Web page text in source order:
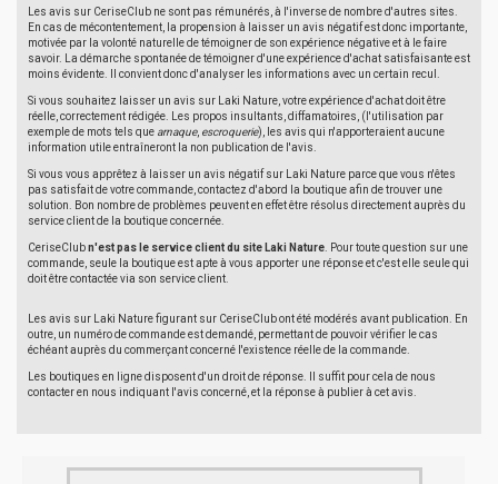
Les avis sur CeriseClub ne sont pas rémunérés, à l'inverse de nombre d'autres sites.
En cas de mécontentement, la propension à laisser un avis négatif est donc importante,
motivée par la volonté naturelle de témoigner de son expérience négative et à le faire
savoir. La démarche spontanée de témoigner d'une expérience d'achat satisfaisante est
moins évidente. Il convient donc d'analyser les informations avec un certain recul.
Si vous souhaitez laisser un avis sur Laki Nature, votre expérience d'achat doit être
réelle, correctement rédigée. Les propos insultants, diffamatoires, (l'utilisation par
exemple de mots tels que arnaque, escroquerie), les avis qui n'apporteraient aucune
information utile entraîneront la non publication de l'avis.
Si vous vous apprêtez à laisser un avis négatif sur Laki Nature parce que vous n'êtes
pas satisfait de votre commande, contactez d'abord la boutique afin de trouver une
solution. Bon nombre de problèmes peuvent en effet être résolus directement auprès du
service client de la boutique concernée.
CeriseClubn'est pas le service client du site Laki Nature . Pour toute question sur une
commande, seule la boutique est apte à vous apporter une réponse et c'est elle seule qui
doit être contactée via son service client.
Les avis sur Laki Nature figurant sur CeriseClub ont été modérés avant publication. En
outre, un numéro de commande est demandé, permettant de pouvoir vérifier le cas
échéant auprès du commerçant concerné l'existence réelle de la commande.
Les boutiques en ligne disposent d'un droit de réponse. Il suffit pour cela de nous
contacter en nous indiquant l'avis concerné, et la réponse à publier à cet avis.